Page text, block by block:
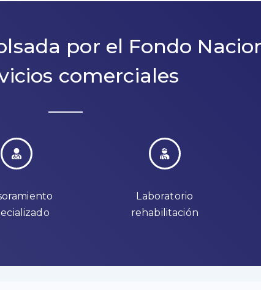
por el Fondo
comerciales
Laboratorio
rehabilitación